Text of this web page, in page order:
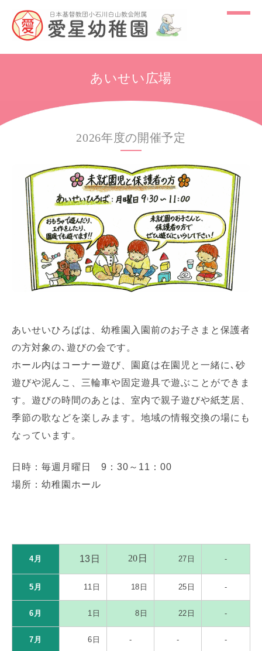
あいせい広場
2026年度の開催予定
あいせいひろばは、幼稚園入園前のお子さまと保護者
の方対象の､遊びの会です。
ホール内はコーナー遊び、園庭は在園児と一緒に､砂
遊びや泥んこ、三輪車や固定遊具で遊ぶことができま
す。遊びの時間のあとは、室内で親子遊びや紙芝居、
季節の歌などを楽しみます。地域の情報交換の場にも
なっています。
日時：毎週月曜日 9：30～11：00
場所：幼稚園ホール
4月 13日 20日 27日 -
5月 11日 18日 25日 -
6月 1日 8日 22日 -
7月 6日 - - -